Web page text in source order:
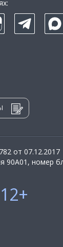
от 07.12.2017
90А01, номер
12+